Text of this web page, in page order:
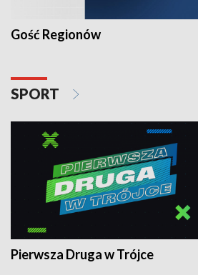
Gość Regionów
SPORT
Pierwsza Druga w Trójce